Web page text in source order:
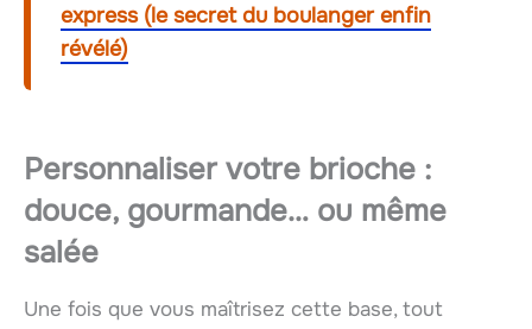
express (le secret du boulanger enfin
révélé)
Personnaliser votre brioche :
douce, gourmande… ou même
salée
Une fois que vous maîtrisez cette base, tout